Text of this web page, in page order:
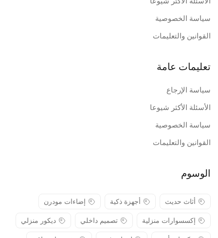
سياسة الخصوصية
القوانين والتعليمات
تعليمات عامة
سياسة الإرجاع
الأسئلة الأكثر شيوعا
سياسة الخصوصية
القوانين والتعليمات
الوسوم
أثاث حديث أجهزة ذكية
إضاءات مودرن
إكسسوارات منزلية
تصميم داخلي
ديكور منزلي